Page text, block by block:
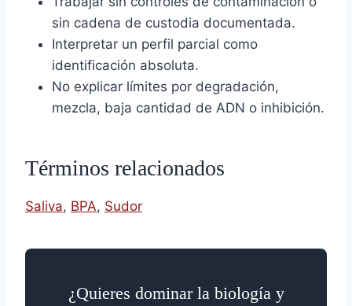
sin cadena de custodia documentada.
Interpretar un perfil parcial como
identificación absoluta.
No explicar límites por degradación,
mezcla, baja cantidad de ADN o inhibición.
Términos relacionados
Saliva, BPA, Sudor
¿Quieres dominar la biología y